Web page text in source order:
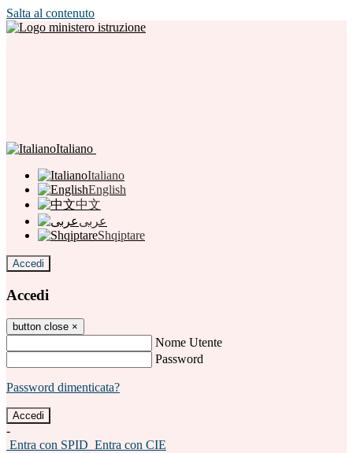
Salta al contenuto
Italiano
Italiano
English
中文
عربى
Shqiptare
Accedi
Accedi
button close ×
Nome Utente
Password
Password dimenticata?
-
Entra con SPID Entra con CIE